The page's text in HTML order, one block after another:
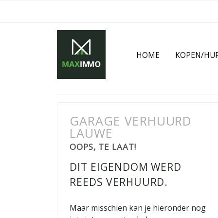
HOME KOPEN/
GARAGE VERHUURD
LAUWE
OOPS, TE LAAT!
DIT EIGENDOM WERD
REEDS VERHUURD.
Maar misschien kan je hieronder nog